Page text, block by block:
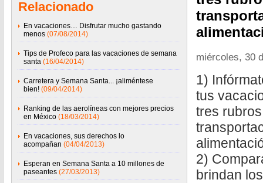
Relacionado
En vacaciones… Disfrutar mucho gastando
menos (07/08/2014)
Tips de Profeco para las vacaciones de semana
santa (16/04/2014)
Carretera y Semana Santa... ¡aliméntese
bien! (09/04/2014)
Ranking de las aerolíneas con mejores precios
en México (18/03/2014)
En vacaciones, sus derechos lo
acompañan (04/04/2013)
Esperan en Semana Santa a 10 millones de
paseantes (27/03/2013)
miércoles, 30
1)
tus
tres
2)
brindan